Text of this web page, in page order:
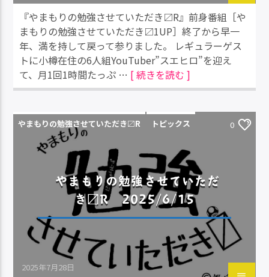
『やまもりの勉強させていただき〼R』前身番組［や
まもりの勉強させていただき〼1UP］終了から早一
年、満を持して戻って参りました。 レギュラーゲス
トに小樽在住の6人組YouTuber”スエヒロ”を迎え
て、月1回1時間たっぷ … [ 続きを読む ]
やまもりの勉強させていただき〼R トピックス 0
やまもりの勉強させていただ
き〼R 2025/6/15
2025年7月28日